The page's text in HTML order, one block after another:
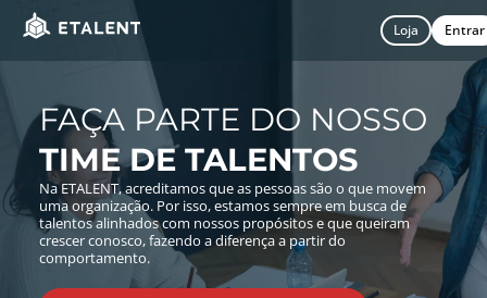
Loja Entrar
FAÇA PARTE DO NOSSO
TIME DE TALENTOS
Na ETALENT, acreditamos que as pessoas são o que movem
uma organização. Por isso, estamos sempre em busca de
talentos alinhados com nossos propósitos e que queiram
crescer conosco, fazendo a diferença a partir do
comportamento.